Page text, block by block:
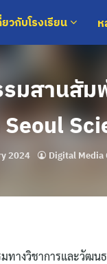
ยวกับโรงเรียน ห
มสานสั
Seoul
2024 Digital Media
มทางวิชาการและวัฒ